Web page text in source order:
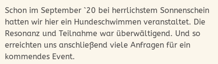
Schon im September `20 bei herrlichstem Sonnenschein
hatten wir hier ein Hundeschwimmen veranstaltet. Die
Resonanz und Teilnahme war überwältigend. Und so
erreichten uns anschließend viele Anfragen für ein
kommendes Event.